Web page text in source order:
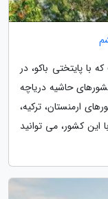
با پایتختی باکو، در
حاشیه دریاچه
ارمنستان، ترکیه،
کشور، می توانید